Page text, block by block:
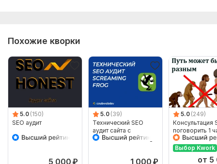
Похожие кворки
5.0 (150)
SEO аудит
5 000 ₽
5.0 (39)
Технический SEO
аудит сайта с
помощью Screaming
1 000 ₽
5.0 (249)
Консультация
поговорить 1
Выбор Kwork
от 5